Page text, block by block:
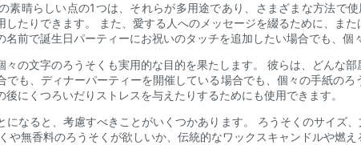
素晴らしい点の1つは、それらが多用途であり、さまざまな方法で
したりできます。 また、愛する人へのメッセージを綴るために、
前で誕生日パーティーにお祝いのタッチを追加したい場合でも、
々の文字のろうそくも実用的な目的を果たします。 彼らは、どんな
でも、ディナーパーティーを開催している場合でも、個々の手紙の
にくつろいだりストレスを与えたりするためにも使用できます。
になると、考慮すべきことがいくつかあります。 ろうそくのサイズ
や無香料のろうそくが欲しいか、伝統的なワックスキャンドルや燃